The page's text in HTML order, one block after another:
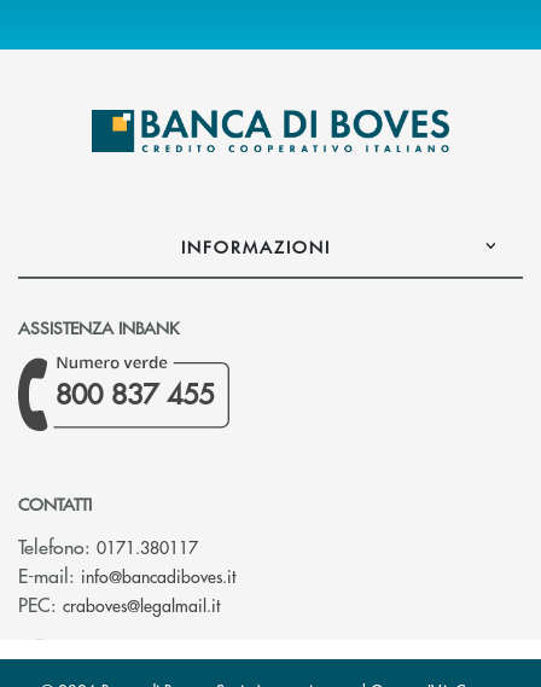
INFORMAZIONI
ASSISTENZA INBANK
800 837 455
CONTATTI
Telefono: 0171.380117
E-mail: info@bancadiboves.it(si apre l’app di posta elettronica)
PEC: craboves@legalmail.it(si apre l’app di posta elettronica)